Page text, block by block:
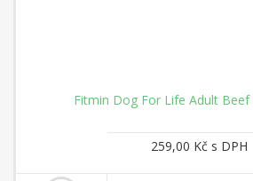
Fitmin Dog For Life Adult Beef
259,00 Kč s DPH